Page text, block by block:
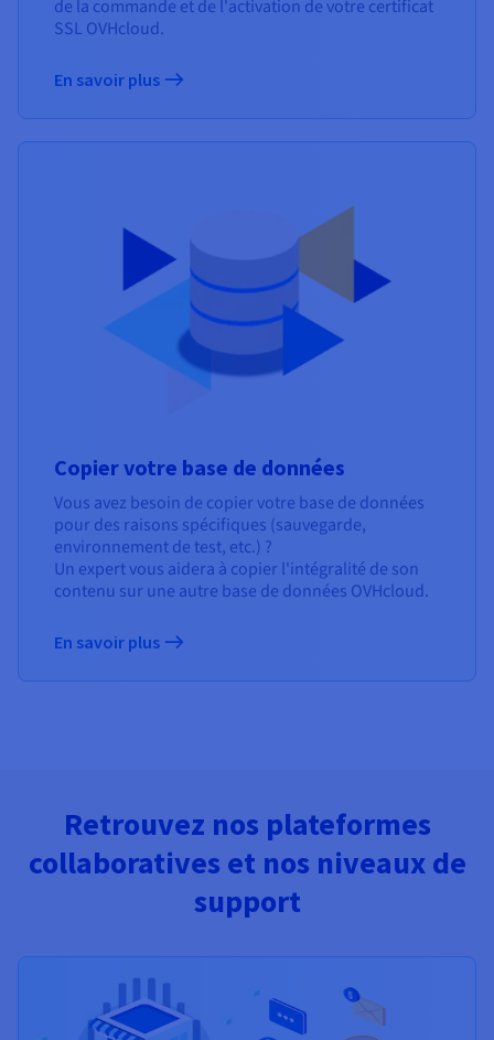
de la commande et de l'activation de votre certificat
SSL OVHcloud.
En savoir plus
Copier votre base de données
Vous avez besoin de copier votre base de données
pour des raisons spécifiques (sauvegarde,
environnement de test, etc.) ?
Un expert vous aidera à copier l'intégralité de son
contenu sur une autre base de données OVHcloud.
En savoir plus
Retrouvez nos plateformes
collaboratives et nos niveaux de
support